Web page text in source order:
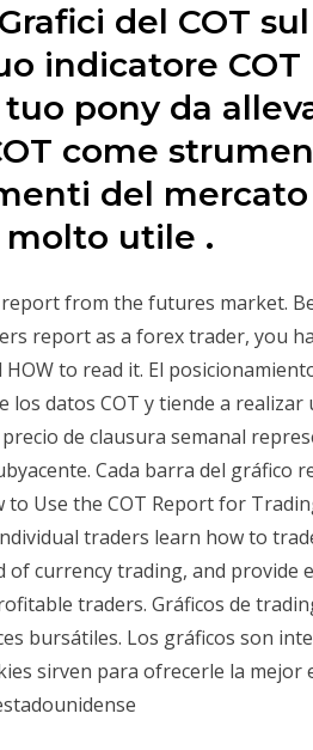
del COT
indicatore COT
pony da
come
del mercato
utile .
from the futures market.
report as a forex trader, you
to read it. El
los datos COT y tiende a
de clausura semanal
Cada barra del gráfico
to Use the COT Report for
traders learn how to
currency trading, and provide
traders. Gráficos de
bursátiles. Los gráficos son
sirven para ofrecerle la mejor